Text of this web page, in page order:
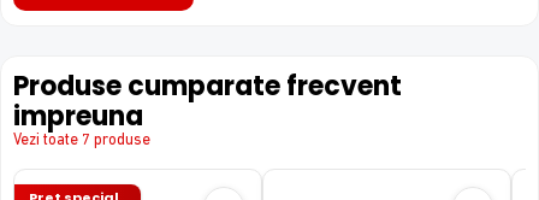
Produse cumparate frecvent
impreuna
Vezi toate 7 produse